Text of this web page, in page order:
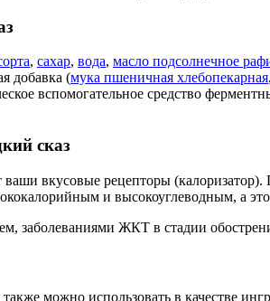
, сахар, вода, масло подсолнечное
добавка (мука пшеничная хлебопекарная
вспомогательное средство
сказ
вкусовые рецепторы (калоризатор).
и высокоуглеводным, а
ЖКТ в стадии
можно использовать в качестве